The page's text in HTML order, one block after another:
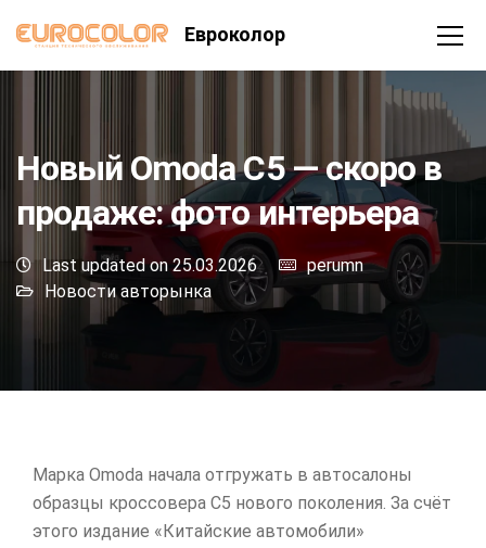
Евроколор
Новый Omoda C5 — скоро в
продаже: фото интерьера
Last updated on 25.03.2026
perumn
Новости авторынка
Марка Omoda начала отгружать в автосалоны
образцы кроссовера C5 нового поколения. За счёт
этого издание «Китайские автомобили»